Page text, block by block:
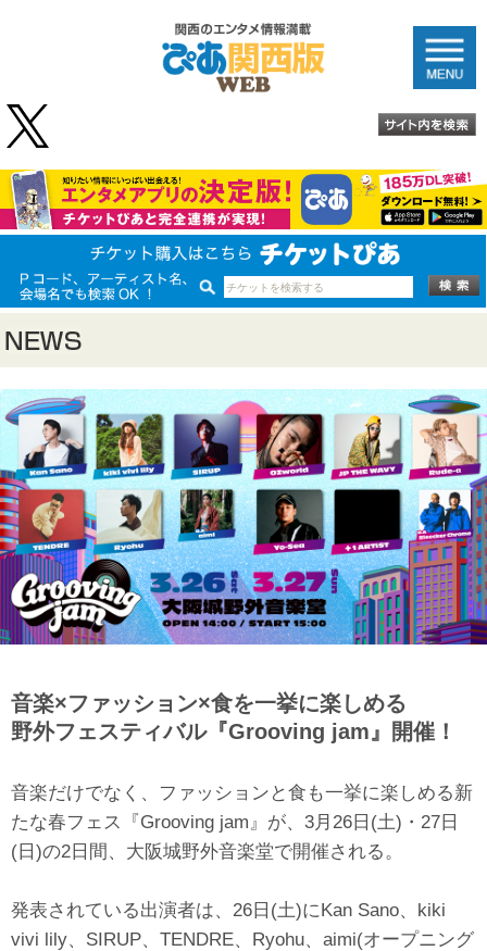
音楽×ファッション×食を一挙に楽しめる
野外フェスティバル『Grooving jam』開催！
音楽だけでなく、ファッションと食も一挙に楽しめる新
たな春フェス『Grooving jam』が、3月26日(土)・27日
(日)の2日間、大阪城野外音楽堂で開催される。
発表されている出演者は、26日(土)にKan Sano、kiki
vivi lily、SIRUP、TENDRE、Ryohu、aimi(オープニング